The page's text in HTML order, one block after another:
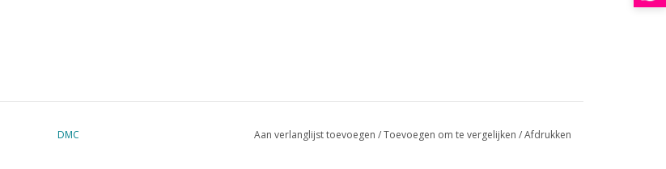
DMC Aan verlanglijst toevoegen /Toevoegen om te vergelijken /Afdrukken